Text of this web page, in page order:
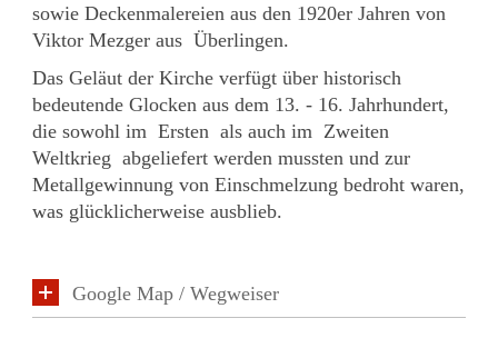
sowie Deckenmalereien aus den 1920er Jahren von
Viktor Mezger aus Überlingen.
Das Geläut der Kirche verfügt über historisch
bedeutende Glocken aus dem 13. - 16. Jahrhundert,
die sowohl im Ersten als auch im Zweiten
Weltkrieg abgeliefert werden mussten und zur
Metallgewinnung von Einschmelzung bedroht waren,
was glücklicherweise ausblieb.
Google Map / Wegweiser